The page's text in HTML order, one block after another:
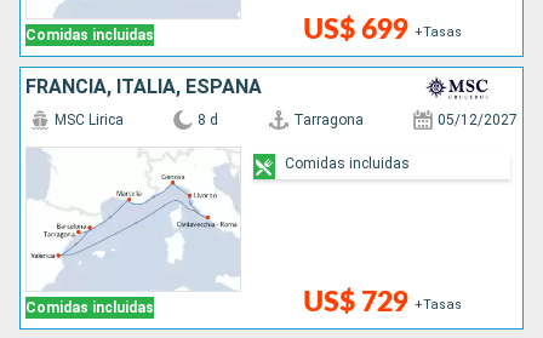
Comidas incluidas US$ 699 +Tasas
FRANCIA, ITALIA, ESPAÑA
Comidas incluidas
MSC Lirica 8 d Tarragona 05/12/2027
US$ 729 +Tasas
Comidas incluidas